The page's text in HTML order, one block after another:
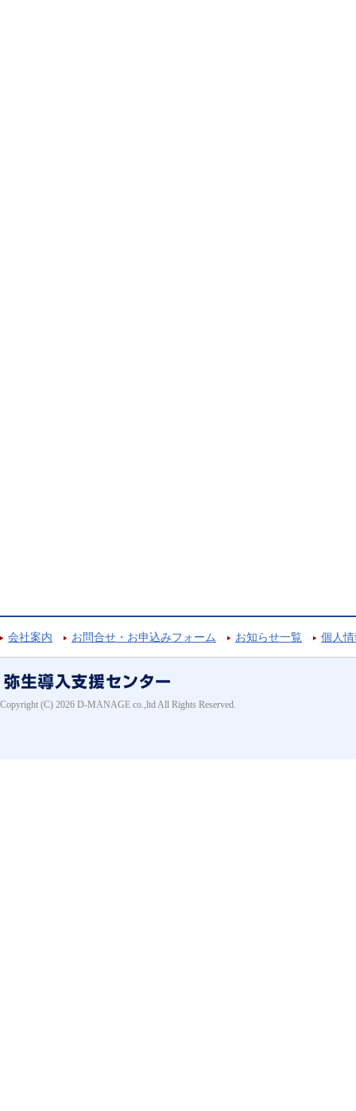
会社案内 お問合せ・お申込みフォーム お知らせ一覧 個人
Copyright (C) 2026 D-MANAGE co.,ltd All Rights Reserved.